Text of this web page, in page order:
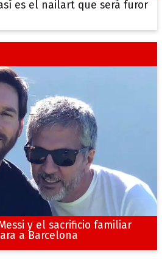
es el nailart que será furor
y el sacrificio familiar
a Barcelona